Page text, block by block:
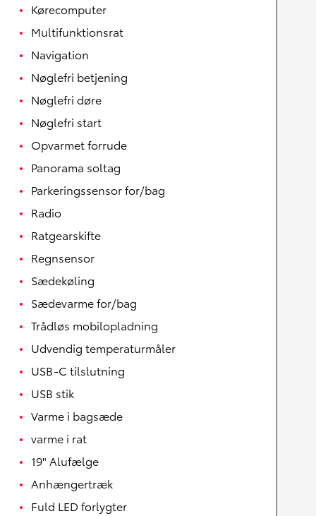
Kørecomputer
Multifunktionsrat
Navigation
Nøglefri betjening
Nøglefri døre
Nøglefri start
Opvarmet forrude
Panorama soltag
Parkeringssensor for/bag
Radio
Ratgearskifte
Regnsensor
Sædekøling
Sædevarme for/bag
Trådløs mobilopladning
Udvendig temperaturmåler
USB-C tilslutning
USB stik
Varme i bagsæde
varme i rat
19" Alufælge
Anhængertræk
Fuld LED forlygter